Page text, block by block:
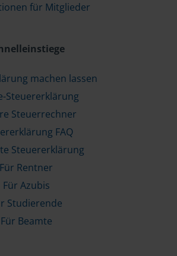
für Mitglieder
machen lassen
Steuererklärung
Steuerrechner
FAQ
Steuererklärung
Für Rentner
Für Azubis
Studierende
Für Beamte